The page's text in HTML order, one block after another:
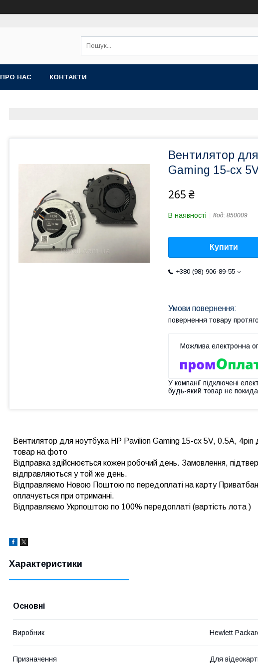
ПРО НАС КОНТАКТИ
Вентилятор
Gaming 15-cx
265 ₴
В наявності Код: 850009
Купити
+380 (98) 906-89-55
повернення товару
У компанії підключені
будь-який товар не
Вентилятор для ноутбука HP Pavilion Gaming 15-cx 5V, 0.5A, 4pin
товар на фото
Відправка здійснюється кожен робочий день. Замовлення,
відправляються у той же день.
Відправляємо Новою Поштою по передоплаті на карту
оплачується при отриманні.
Відправляємо Укрпоштою по 100% передоплаті (вартість лота )
Характеристики
Основні
Виробник Hewlett
Призначення Для